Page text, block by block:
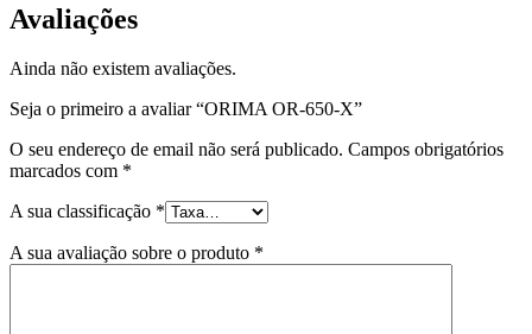
Avaliações
Ainda não existem avaliações.
Seja o primeiro a avaliar “ORIMA OR-650-X”
O seu endereço de email não será publicado. Campos obrigatórios
marcados com *
A sua classificação *
A sua avaliação sobre o produto *